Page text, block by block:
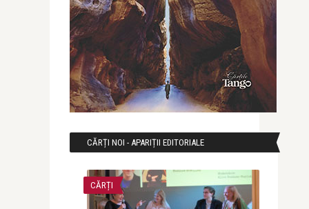
CĂRȚI NOI - APARIȚII EDITORIALE
CĂRȚI